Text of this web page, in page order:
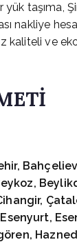
yük taşıma,
nakliye
kaliteli ve